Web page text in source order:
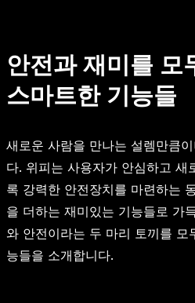
안전과 재미를 모
스마트한 기능들
새로운 사람을 만나는 설렘만큼
다. 위피는 사용자가 안심하고 새
록 강력한 안전장치를 마련하는
을 더하는 재미있는 기능들로 가
와 안전이라는 두 마리 토끼를 모
능들을 소개합니다.